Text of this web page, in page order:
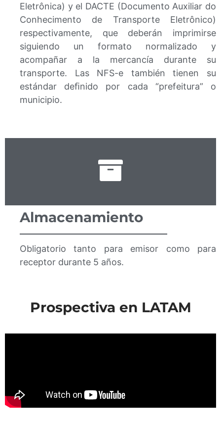
Eletrônica) y el DACTE (Documento Auxiliar do
Conhecimento de Transporte Eletrônico)
respectivamente, que deberán imprimirse
siguiendo un formato normalizado y
acompañar a la mercancía durante su
transporte. Las NFS-e también tienen su
estándar deﬁnido por cada “prefeitura” o
municipio.
Almacenamiento
Obligatorio tanto para emisor como para
receptor durante 5 años.
Prospectiva en LATAM